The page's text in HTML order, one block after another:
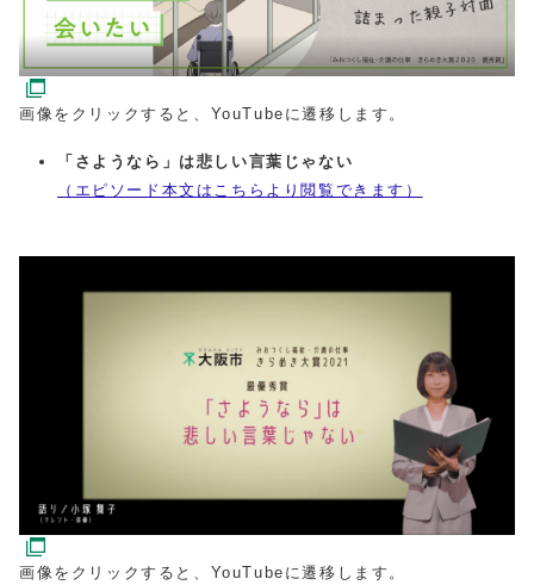
画像をクリックすると、YouTubeに遷移します。
「さようなら」は悲しい言葉じゃない
（エピソード本文はこちらより閲覧できます）
画像をクリックすると、YouTubeに遷移します。